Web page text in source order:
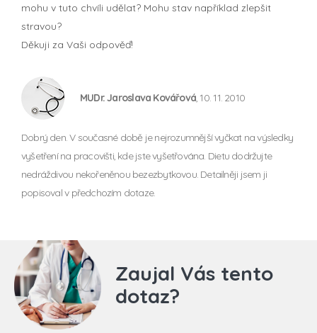
mohu v tuto chvíli udělat? Mohu stav například zlepšit
stravou?
Děkuji za Vaši odpověď!
MUDr. Jaroslava Kovářová, 10. 11. 2010
Dobrý den. V současné době je nejrozumnější vyčkat na výsledky
vyšetření na pracovišti, kde jste vyšetřována. Dietu dodržujte
nedráždivou nekořeněnou bezezbytkovou. Detailněji jsem ji
popisoval v předchozím dotaze.
Zaujal Vás tento
dotaz?